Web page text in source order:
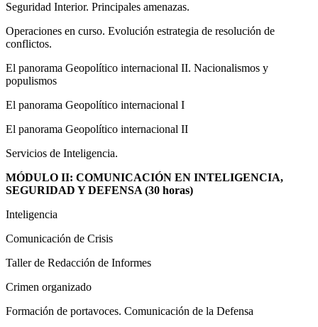
Seguridad Interior. Principales amenazas.
Operaciones en curso. Evolución estrategia de resolución de
conflictos.
El panorama Geopolítico internacional II. Nacionalismos y
populismos
El panorama Geopolítico internacional I
El panorama Geopolítico internacional II
Servicios de Inteligencia.
MÓDULO II: COMUNICACIÓN EN INTELIGENCIA,
SEGURIDAD Y DEFENSA (30 horas)
Inteligencia
Comunicación de Crisis
Taller de Redacción de Informes
Crimen organizado
Formación de portavoces. Comunicación de la Defensa